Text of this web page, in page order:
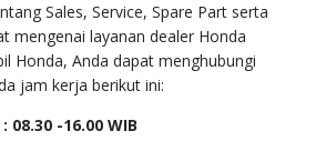
Sales, Service, Spare Part serta
mengenai layanan dealer Honda
Honda, Anda dapat menghubungi
jam kerja berikut ini:
08.30 -16.00 WIB